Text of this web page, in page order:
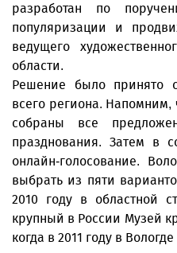
разработан по
популяризации и
ведущего
области.
Решение было принято
всего региона. Напомним,
собраны все
празднования. Затем в
онлайн-голосование.
выбрать из пяти
2010 году в областной
крупный в России Музей
когда в 2011 году в